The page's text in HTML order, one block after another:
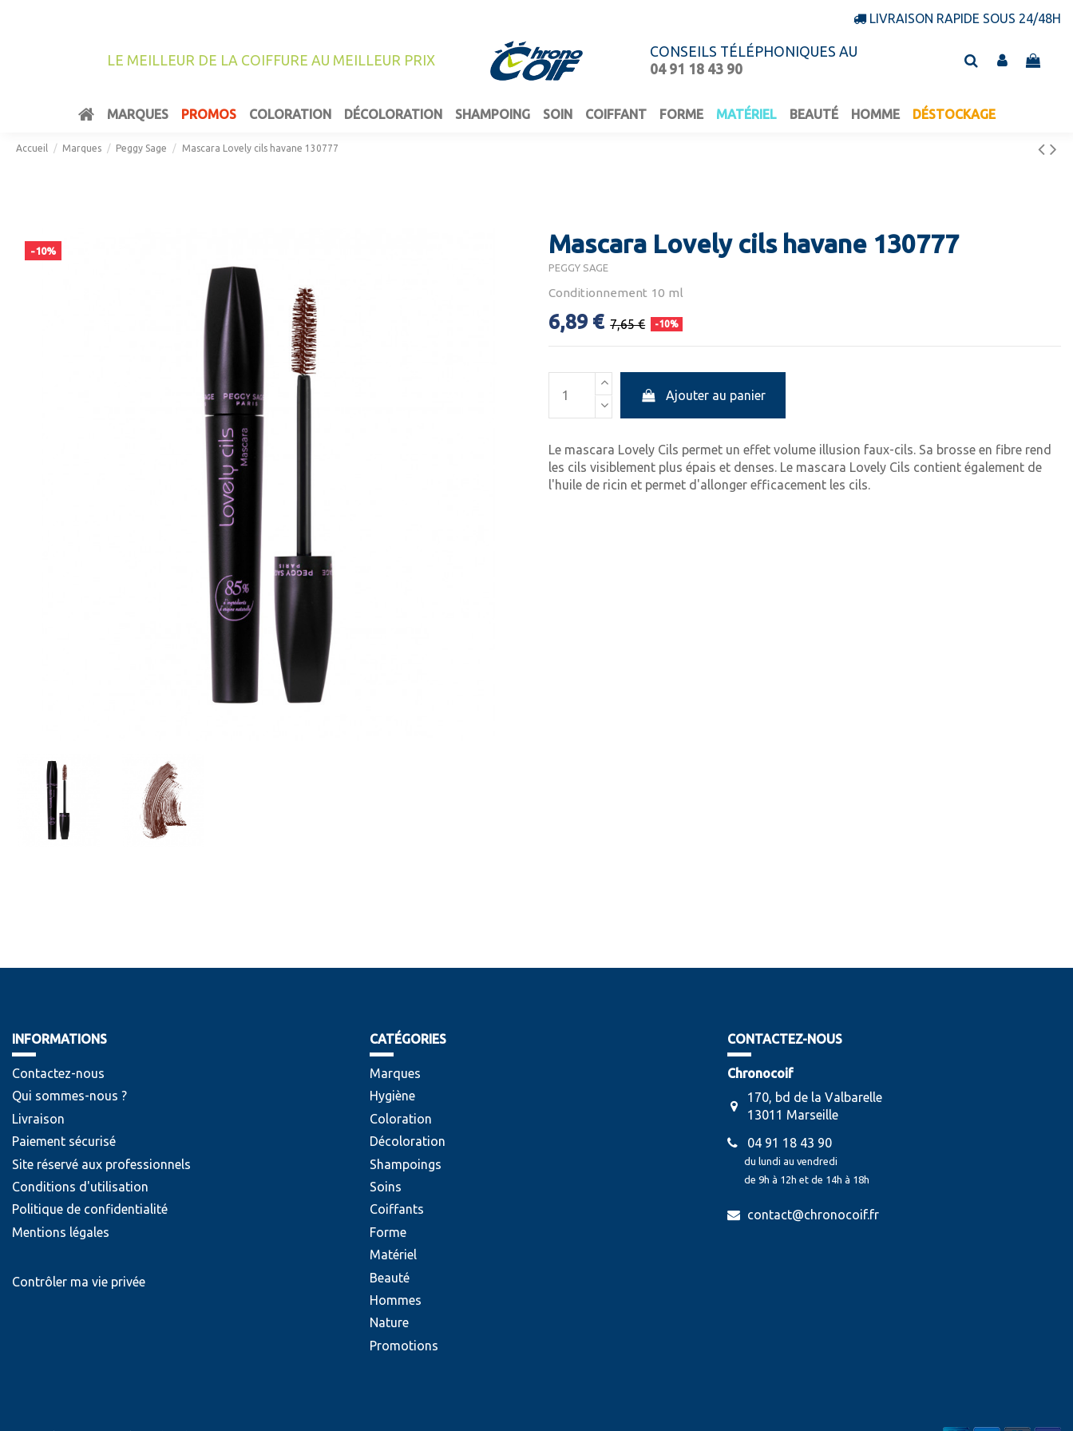
LIVRAISON RAPIDE SOUS 24/48H
LE MEILLEUR DE LA COIFFURE AU MEILLEUR PRIX
CONSEILS TÉLÉPHONIQUES AU
04 91 18 43 90
MARQUES PROMOS COLORATION DÉCOLORATION SHAMPOING SOIN COIFFANT FORME MATÉRIEL BEAUTÉ HOMME DÉSTOCKAGE
Accueil Marques Peggy Sage Mascara Lovely cils havane 130777
-10% Mascara Lovely cils havane 130777
PEGGY SAGE
Conditionnement 10 ml
6,89 € 7,65 € -10%
Ajouter au panier
Le mascara Lovely Cils permet un effet volume illusion faux-cils. Sa brosse en fibre rend
les cils visiblement plus épais et denses. Le mascara Lovely Cils contient également de
l'huile de ricin et permet d'allonger efficacement les cils.
INFORMATIONS
Contactez-nous
Qui sommes-nous ?
Livraison
Paiement sécurisé
Site réservé aux professionnels
Conditions d'utilisation
Politique de confidentialité
Mentions légales
Contrôler ma vie privée
CATÉGORIES
Marques
Hygiène
Coloration
Décoloration
Shampoings
Soins
Coiffants
Forme
Matériel
Beauté
Hommes
Nature
Promotions
CONTACTEZ-NOUS
Chronocoif
170, bd de la Valbarelle
13011 Marseille
04 91 18 43 90
du lundi au vendredi
de 9h à 12h et de 14h à 18h
contact@chronocoif.fr